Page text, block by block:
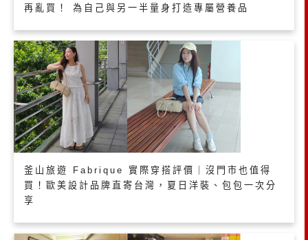
再亂買！ 為自己與另一半量身打造專屬營養品
釜山旅遊 Fabrique 實際穿搭評價｜沒門市也值得
買！歐美設計品牌直寄台灣，夏日洋裝、包包一次分
享